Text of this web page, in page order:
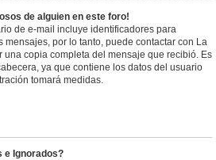
de alguien en este foro!
de e-mail incluye identificadores para
por lo tanto, puede contactar con La
copia completa del mensaje que recibió. Es
ya que contiene los datos del usuario
tomará medidas.
e Ignorados?